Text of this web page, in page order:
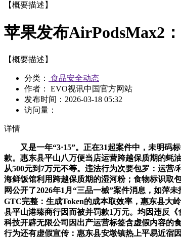
【概要描述】
苹果发布AirPodsMax2
【概要描述】
分类：
食品安全动态
作者： EVO视讯中国官方网站
发布时间： 2026-03-18 05:32
访问量：
详情
又是一年“3·15”。正在31起案件中，未明码标
款。惠东县平山八万便当店运营跨越保质期的蚝
从500元到7万元不等。违法行为次要包罗：运
海鲜饭馆利用跨越保质期的湿河粉；食物标识取
网公开了2026年1月“三品一械”案件消息，如萍
GTC完整：生成Token的成本取效率，惠东县大
县平山港臻商行因而被并罚款1万元。均因违反
科技开辟无限公司因出产运营标签含虚假内容的
行为还有虚假宣传：惠东县安墩镇热上平易近宿